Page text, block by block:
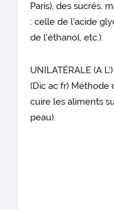
Paris), des sucrés,
: celle de l'acide
de l'éthanol, etc.).
UNILATÉRALE (A L')
(Dic ac fr) Méthode
cuire les aliments
peau).